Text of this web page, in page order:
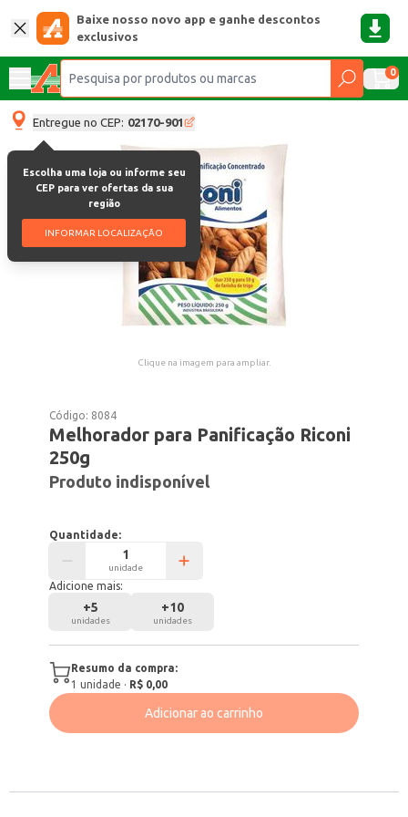
Baixe nosso novo app e ganhe descontos
exclusivos
0
Entregue no CEP: 02170-901
Escolha uma loja ou informe seu
CEP para ver ofertas da sua
região
INFORMAR LOCALIZAÇÃO
Clique na imagem para ampliar.
Código: 8084
Melhorador para Panificação Riconi
250g
Produto indisponível
Quantidade:
unidade
Adicione mais:
+5
unidades
+10
unidades
Resumo da compra:
1 unidade · R$ 0,00
Adicionar ao carrinho